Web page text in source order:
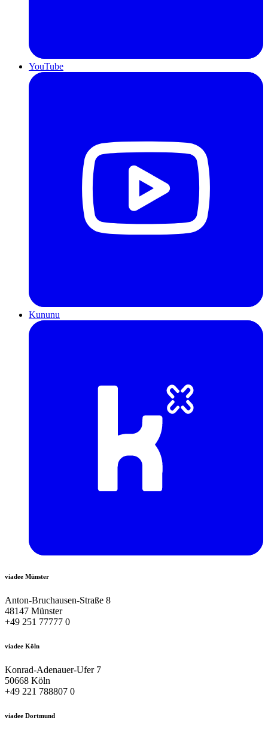
YouTube
Kununu
viadee Münster
Anton-Bruchausen-Straße 8
48147 Münster
+49 251 77777 0
viadee Köln
Konrad-Adenauer-Ufer 7
50668 Köln
+49 221 788807 0
viadee Dortmund